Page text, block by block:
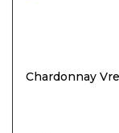
Chardonnay